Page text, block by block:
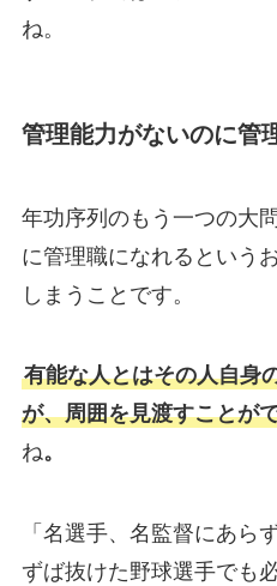
ね。
管理能力がないのに管
年功序列のもう一つの大
に管理職になれるという
しまうことです。
有能な人とはその人自身
が、周囲を見渡すことが
ね。
「名選手、名監督にあら
ずば抜けた野球選手でも